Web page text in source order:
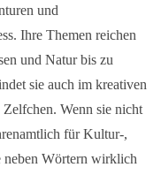
und
Ihre Themen reichen
und Natur bis zu
sie auch im kreativen
Wenn sie nicht
für Kultur-,
neben Wörtern wirklich